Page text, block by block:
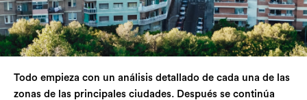
Todo empieza con un análisis detallado de cada una de las
zonas de las principales ciudades. Después se continúa